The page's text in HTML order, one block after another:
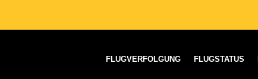
FLUGVERFOLGUNG FLUGSTATUS